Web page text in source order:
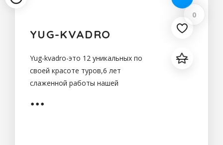
0
YUG-KVADRO
Yug-kvadro-это 12 уникальных по
своей красоте туров,6 лет
слаженной работы нашей
места начала незабываемого